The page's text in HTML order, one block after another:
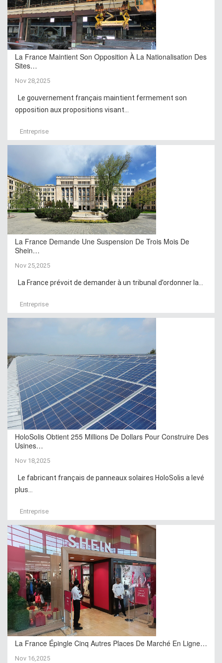
La France Maintient Son Opposition À La Nationalisation Des
Sites…
Nov 28,2025
Le gouvernement français maintient fermement son
opposition aux propositions visant...
Entreprise
La France Demande Une Suspension De Trois Mois De
Shein…
Nov 25,2025
La France prévoit de demander à un tribunal d’ordonner la...
Entreprise
HoloSolis Obtient 255 Millions De Dollars Pour Construire Des
Usines…
Nov 18,2025
Le fabricant français de panneaux solaires HoloSolis a levé
plus...
Entreprise
La France Épingle Cinq Autres Places De Marché En Ligne…
Nov 16,2025